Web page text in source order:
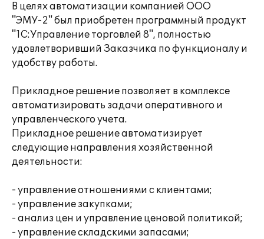
В целях автоматизации компанией ООО
"ЭМУ-2" был приобретен программный продукт
"1С:Управление торговлей 8", полностью
удовлетворивший Заказчика по функционалу и
удобству работы.
Прикладное решение позволяет в комплексе
автоматизировать задачи оперативного и
управленческого учета.
Прикладное решение автоматизирует
следующие направления хозяйственной
деятельности:
- управление отношениями с клиентами;
- управление закупками;
- анализ цен и управление ценовой политикой;
- управление складскими запасами;